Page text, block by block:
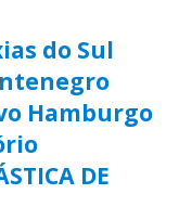
do Sul
Hamburgo
DE